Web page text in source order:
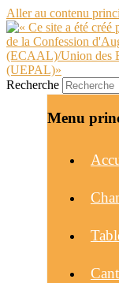
Aller au contenu
Recherche
Menu